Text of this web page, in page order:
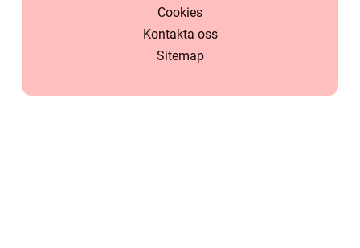
Cookies
Kontakta oss
Sitemap